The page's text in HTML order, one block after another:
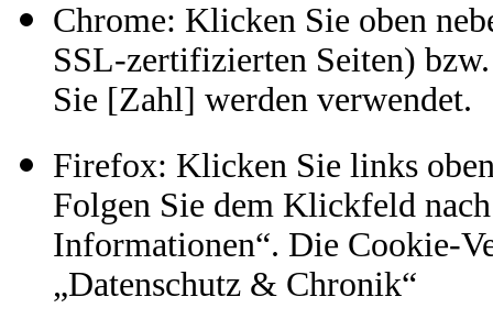
Chrome: Klicken Sie oben
SSL-zertifizierten Seiten)
Sie [Zahl] werden verwendet.
Firefox: Klicken Sie links
Folgen Sie dem Klickfeld
Informationen“. Die Cookie-
„Datenschutz & Chronik“